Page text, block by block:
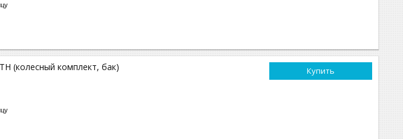
Купить
(колесный комплект, бак)